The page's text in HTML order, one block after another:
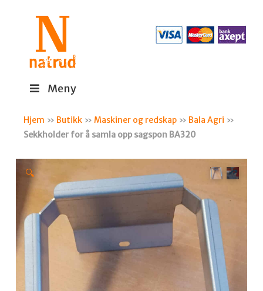
Meny
Hjem » Butikk »Maskiner og redskap » Bala Agri »
Sekkholder for å samla opp sagspon BA320
🔍